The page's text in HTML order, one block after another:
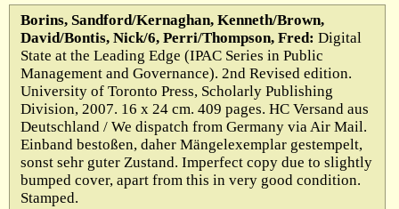
Schlagwörter
Gesamtbestand
Warenkorb
Ankauf
AGB
Widerruf
Datenschutz
Impressum
Borins, Sandford/Kernaghan, Kenneth/Brown,
David/Bontis, Nick/6, Perri/Thompson, Fred: Digital
State at the Leading Edge (IPAC Series in Public
Management and Governance). 2nd Revised edition.
University of Toronto Press, Scholarly Publishing
Division, 2007. 16 x 24 cm. 409 pages. HC Versand aus
Deutschland / We dispatch from Germany via Air Mail.
Einband bestoßen, daher Mängelexemplar gestempelt,
sonst sehr guter Zustand. Imperfect copy due to slightly
bumped cover, apart from this in very good condition.
Stamped.